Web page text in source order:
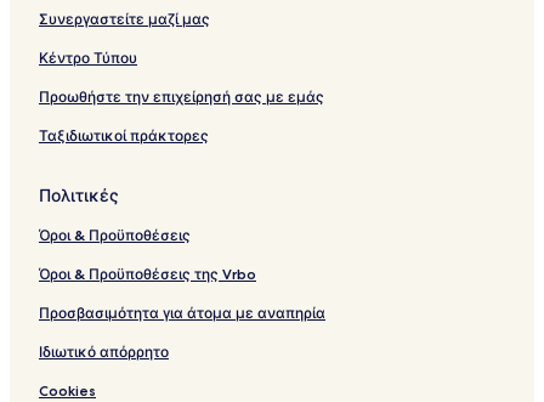
Συνεργαστείτε μαζί μας
Κέντρο Τύπου
Προωθήστε την επιχείρησή σας με εμάς
Ταξιδιωτικοί πράκτορες
Πολιτικές
Όροι & Προϋποθέσεις
Όροι & Προϋποθέσεις της Vrbo
Προσβασιμότητα για άτομα με αναπηρία
Ιδιωτικό απόρρητο
Cookies